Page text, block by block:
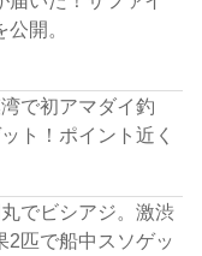
開。
で初アマダイ釣
ト！ポイント近く
でビシアジ。激渋
匹で船中スソゲッ